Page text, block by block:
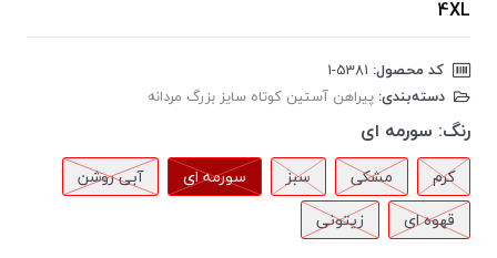
4XL
کد محصول:
دسته‌بندی: پیراهن آستین کوتاه سایز بزرگ مردانه
رنگ: سورمه ای
کرم مشکی سبز سورمه ای
آبی روشن
قهوه ای
زیتونی